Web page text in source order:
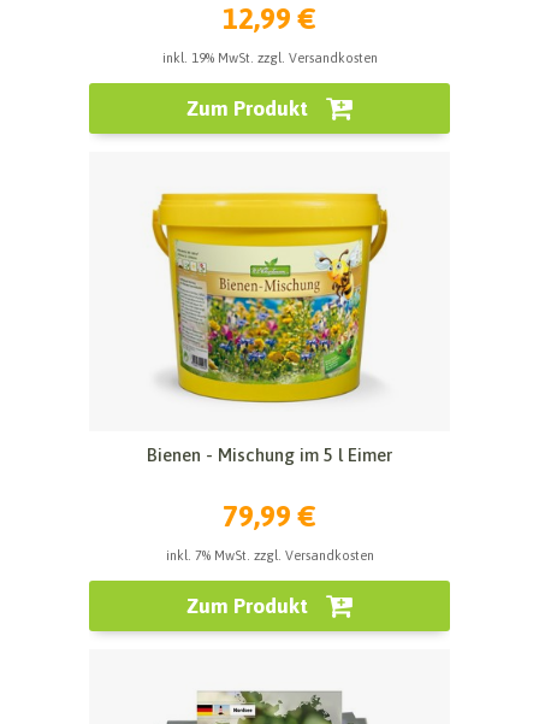
12,99 €
inkl. 19% MwSt. zzgl. Versandkosten
Zum Produkt
Bienen - Mischung im 5 l Eimer
79,99 €
inkl. 7% MwSt. zzgl. Versandkosten
Zum Produkt